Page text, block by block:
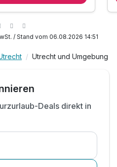
/ Stand vom 06.08.2026 14:51
Utrecht und Umgebung
Deals direkt in